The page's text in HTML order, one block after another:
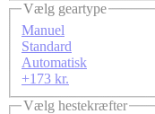
Vælg geartype
Manuel
Standard
Automatisk
+173 kr.
Vælg hestekræfter